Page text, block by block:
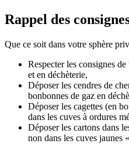
Rappel des
Que ce soit dans votre sphère
Respecter les consignes
et en déchèterie,
Déposer les cendres de
bonbonnes de gaz en
Déposer les cagettes (en
dans les cuves à ordures
Déposer les cartons dans
non dans les cuves jaunes